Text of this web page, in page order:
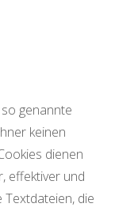
genannte
keinen
dienen
effektiver und
Textdateien, die